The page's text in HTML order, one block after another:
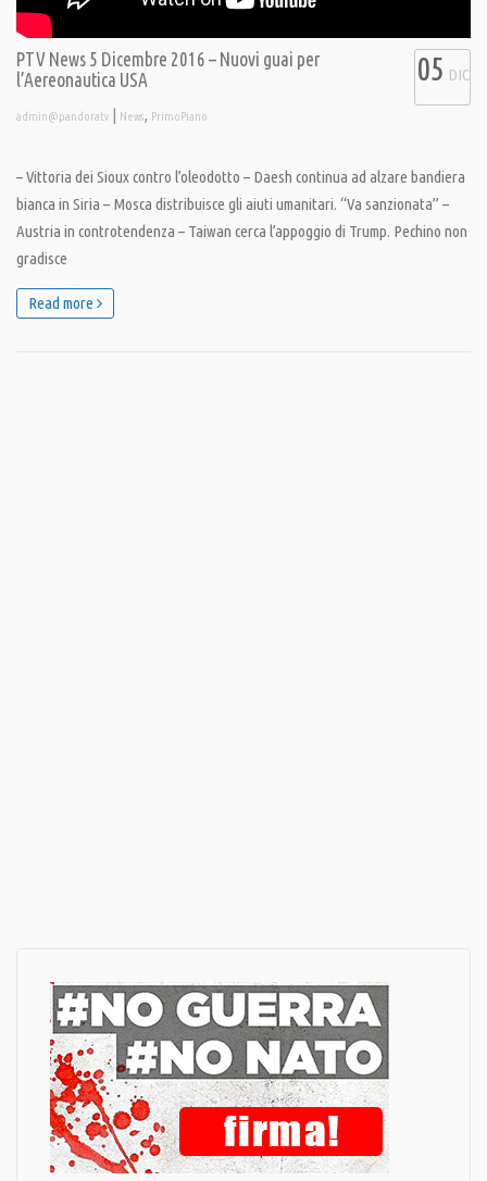
PTV News 5 Dicembre 2016 – Nuovi guai per
l’Aereonautica USA
admin@pandoratv | News, PrimoPiano
05 DIC
– Vittoria dei Sioux contro l’oleodotto – Daesh continua ad alzare bandiera
bianca in Siria – Mosca distribuisce gli aiuti umanitari. “Va sanzionata” –
Austria in controtendenza – Taiwan cerca l’appoggio di Trump. Pechino non
gradisce
Read more